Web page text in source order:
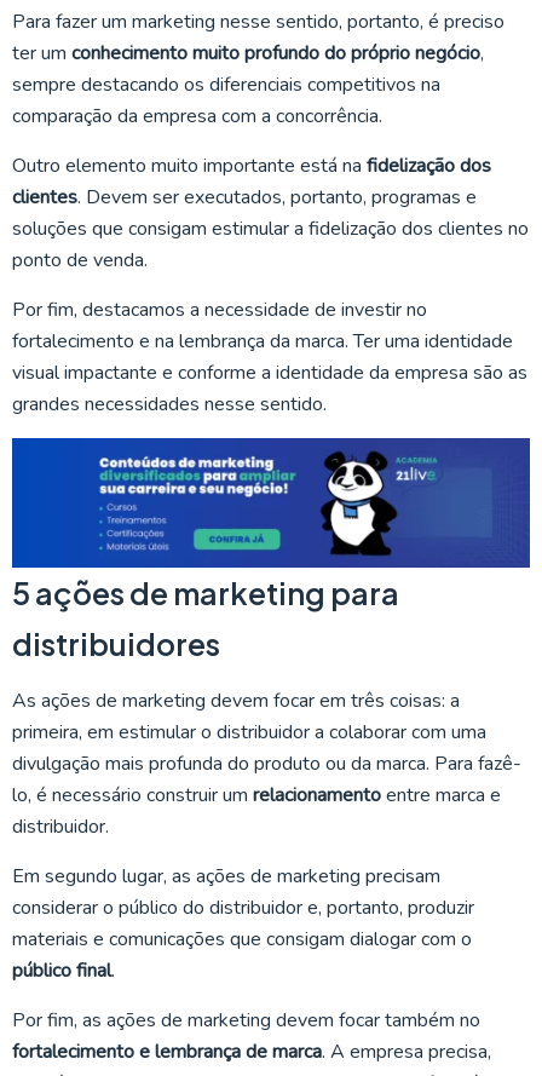
Para fazer um marketing nesse sentido, portanto, é preciso
ter um conhecimento muito profundo do próprio negócio,
sempre destacando os diferenciais competitivos na
comparação da empresa com a concorrência.
Outro elemento muito importante está na fidelização dos
clientes. Devem ser executados, portanto, programas e
soluções que consigam estimular a fidelização dos clientes no
ponto de venda.
Por fim, destacamos a necessidade de investir no
fortalecimento e na lembrança da marca. Ter uma identidade
visual impactante e conforme a identidade da empresa são as
grandes necessidades nesse sentido.
5 ações de marketing para
distribuidores
As ações de marketing devem focar em três coisas: a
primeira, em estimular o distribuidor a colaborar com uma
divulgação mais profunda do produto ou da marca. Para fazê-
lo, é necessário construir um relacionamentoentre marca e
distribuidor.
Em segundo lugar, as ações de marketing precisam
considerar o público do distribuidor e, portanto, produzir
materiais e comunicações que consigam dialogar com o
público final.
Por fim, as ações de marketing devem focar também no
fortalecimento e lembrança de marca. A empresa precisa,